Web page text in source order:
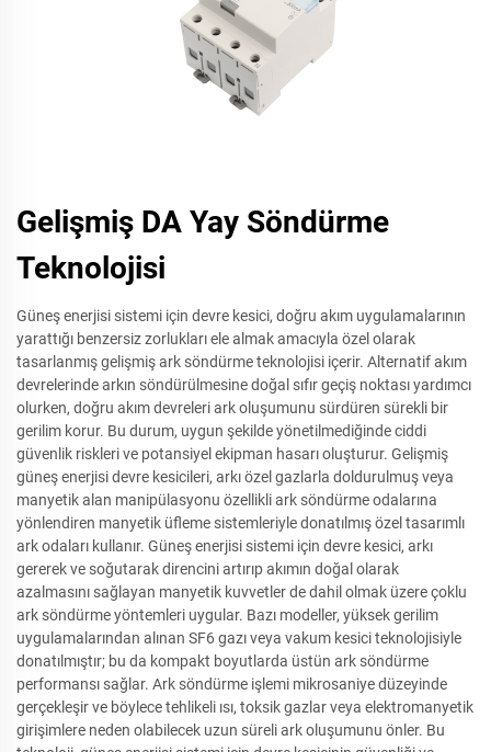
Gelişmiş DA Yay Söndürme
Teknolojisi
Güneş enerjisi sistemi için devre kesici, doğru akım uygulamalarının
yarattığı benzersiz zorlukları ele almak amacıyla özel olarak
tasarlanmış gelişmiş ark söndürme teknolojisi içerir. Alternatif akım
devrelerinde arkın söndürülmesine doğal sıfır geçiş noktası yardımcı
olurken, doğru akım devreleri ark oluşumunu sürdüren sürekli bir
gerilim korur. Bu durum, uygun şekilde yönetilmediğinde ciddi
güvenlik riskleri ve potansiyel ekipman hasarı oluşturur. Gelişmiş
güneş enerjisi devre kesicileri, arkı özel gazlarla doldurulmuş veya
manyetik alan manipülasyonu özellikli ark söndürme odalarına
yönlendiren manyetik üfleme sistemleriyle donatılmış özel tasarımlı
ark odaları kullanır. Güneş enerjisi sistemi için devre kesici, arkı
gererek ve soğutarak direncini artırıp akımın doğal olarak
azalmasını sağlayan manyetik kuvvetler de dahil olmak üzere çoklu
ark söndürme yöntemleri uygular. Bazı modeller, yüksek gerilim
uygulamalarından alınan SF6 gazı veya vakum kesici teknolojisiyle
donatılmıştır; bu da kompakt boyutlarda üstün ark söndürme
performansı sağlar. Ark söndürme işlemi mikrosaniye düzeyinde
gerçekleşir ve böylece tehlikeli ısı, toksik gazlar veya elektromanyetik
girişimlere neden olabilecek uzun süreli ark oluşumunu önler. Bu